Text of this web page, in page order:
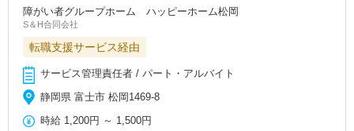
障がい者グループホーム ハッピーホーム松岡
S＆H合同会社
転職支援サービス経由
サービス管理責任者 / パート・アルバイト
静岡県 富士市 松岡1469-8
時給 1,200円 ～ 1,500円